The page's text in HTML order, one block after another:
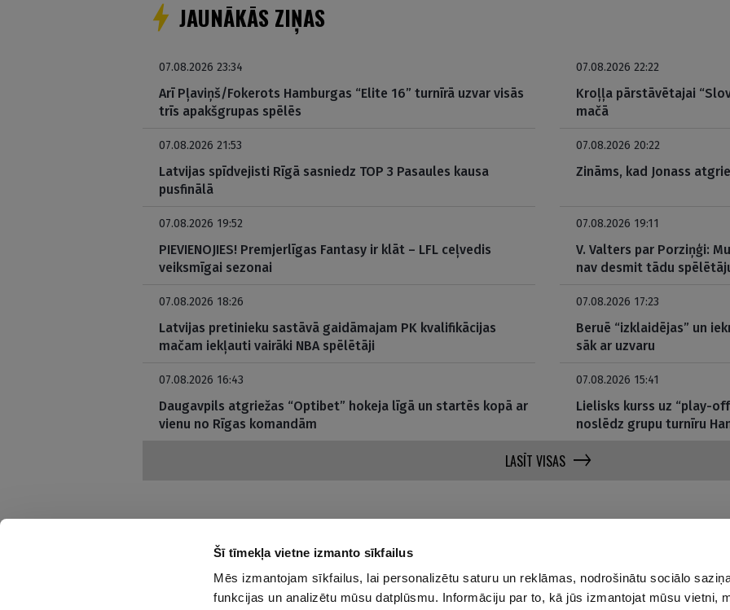
Šī tīmekļa vietne izmanto sīkfailus
Mēs izmantojam sīkfailus, lai personalizētu saturu un reklāmas, nodrošinātu sociālo
funkcijas un analizētu mūsu datplūsmu. Informāciju par to, kā jūs izmantojat mūsu vietni,
JAUNĀKĀS ZIŅAS
07.08.2026 23:34
Arī Pļaviņš/Fokerots Hamburgas “Elite 16” turnīrā uzvar visās
trīs apakšgrupas spēlēs
07.08.2026 22:22
Kroļļa pārstāvētajai
mačā
07.08.2026 21:53
Latvijas spīdvejisti Rīgā sasniedz TOP 3 Pasaules kausa
pusfinālā
07.08.2026 20:22
Zināms, kad Jonass
07.08.2026 19:52
PIEVIENOJIES! Premjerlīgas Fantasy ir klāt – LFL ceļvedis
veiksmīgai sezonai
07.08.2026 19:11
V. Valters par Porziņģi:
nav desmit tādu
07.08.2026 18:26
Latvijas pretinieku sastāvā gaidāmajam PK kvalifikācijas
mačam iekļauti vairāki NBA spēlētāji
07.08.2026 17:23
Beruē “izklaidējas” un
sāk ar uzvaru
07.08.2026 16:43
Daugavpils atgriežas “Optibet” hokeja līgā un startēs kopā ar
vienu no Rīgas komandām
07.08.2026 15:41
Lielisks kurss uz “play-
noslēdz grupu turnīru
LASĪT VISAS
Interesanti un saprotami par sportu Par mums